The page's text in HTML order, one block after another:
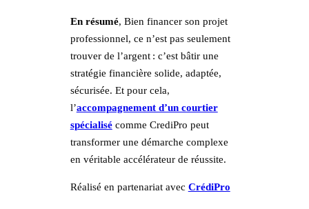
En résumé, Bien financer son projet
professionnel, ce n’est pas seulement
trouver de l’argent : c’est bâtir une
stratégie financière solide, adaptée,
sécurisée. Et pour cela,
l’accompagnement d’un courtier
spécialisécomme CrediPro peut
transformer une démarche complexe
en véritable accélérateur de réussite.
Réalisé en partenariat avec CrédiPro